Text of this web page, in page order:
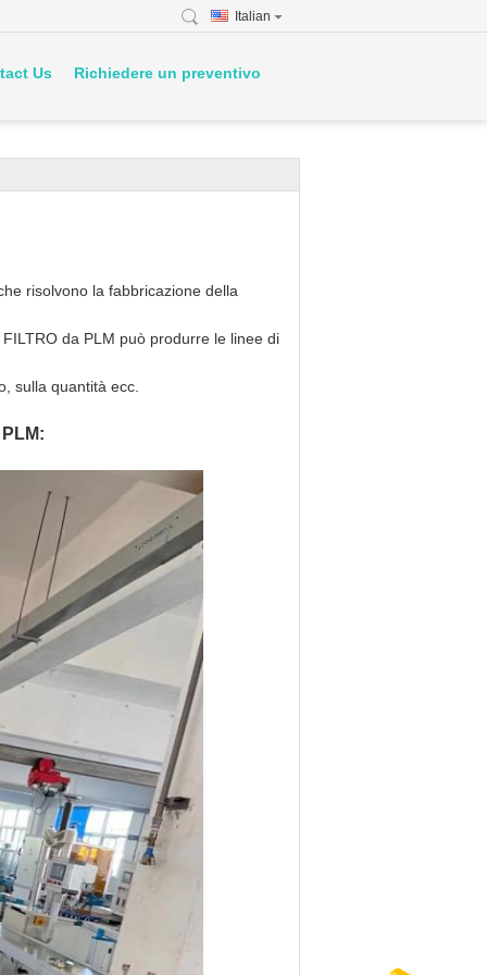
Italian
Us Richiedere un preventivo
risolvono la fabbricazione della
da PLM può produrre le linee di
sulla quantità ecc.